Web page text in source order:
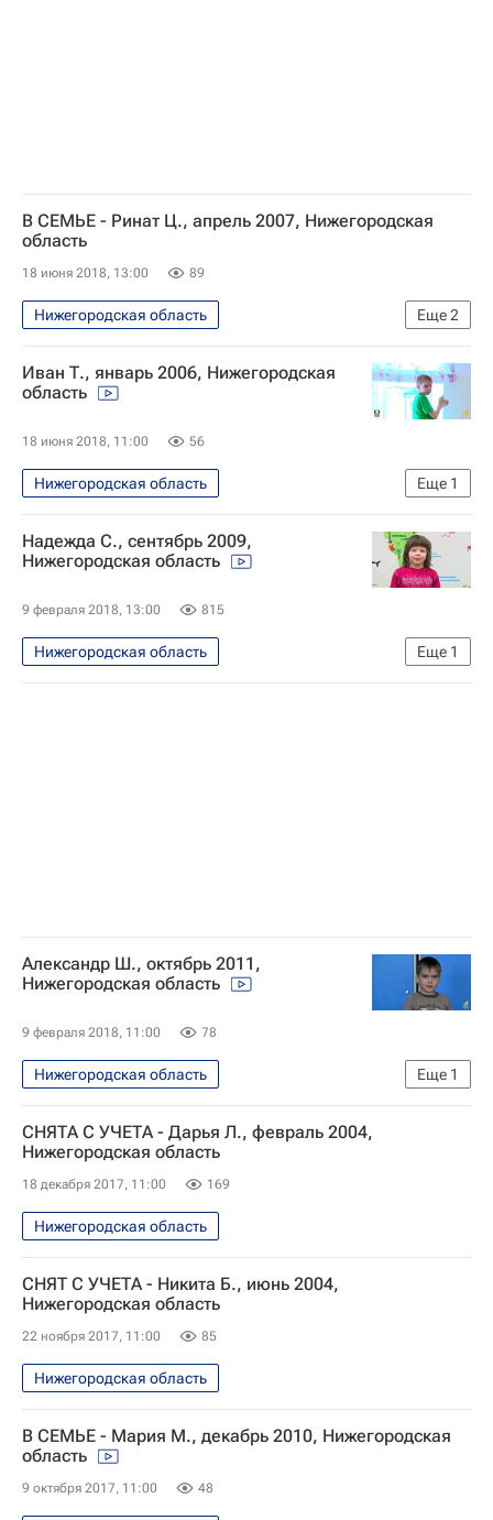
В СЕМЬЕ - Ринат Ц., апрель 2007, Нижегородская
область
18 июня 2018, 13:00 89
Еще2
Нижегородская область
Найди меня, мама
в семье
Иван Т., январь 2006, Нижегородская
область
18 июня 2018, 11:00 56
Еще 1
Нижегородская область
Найди меня, мама
Надежда С., сентябрь 2009,
Нижегородская область
9 февраля 2018, 13:00 815
Еще 1
Нижегородская область
Найди меня, мама
Александр Ш., октябрь 2011,
Нижегородская область
9 февраля 2018, 11:00 78
Еще 1
Нижегородская область
Найди меня, мама
СНЯТА С УЧЕТА - Дарья Л., февраль 2004,
Нижегородская область
18 декабря 2017, 11:00 169
Нижегородская область
СНЯТ С УЧЕТА - Никита Б., июнь 2004,
Нижегородская область
22 ноября 2017, 11:00 85
Нижегородская область
В СЕМЬЕ - Мария М., декабрь 2010, Нижегородская
область
9 октября 2017, 11:00 48